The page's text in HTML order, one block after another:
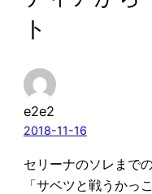
ト
e2e2
2018-11-16
セリーナのソレまで
「サベツと戦うかっ